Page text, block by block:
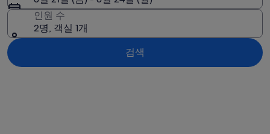
인원 수
2명, 객실 1개
검색